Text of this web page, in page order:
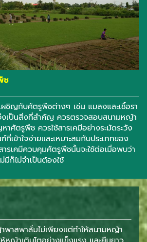
ช
ชิญกับศัตรูพืชต่างๆ เช่น แมลงและเชื้อรา
เป็นสิ่งที่สำคัญ ควรตรวจสอบสนามหญ้า
าศัตรูพืช ควรใช้สารเคมีอย่างระมัดระวัง
เข้าใจง่ายและเหมาะสมกับประเภทของ
รเคมีควบคุมศัตรูพืชนั้นจะใช้ต่อเมื่อพบว่า
มีก็ไม่จำเป็นต้องใช้
พาสพาลั่มไม่เพียงแต่ทำให้สนามหญ้า